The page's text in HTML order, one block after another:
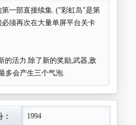
第一部直接续集. ("彩虹岛"是第
须再次在大量单屏平台关卡
的活力.除了新的奖励,武器,敌
多会产生三个气泡.
1994